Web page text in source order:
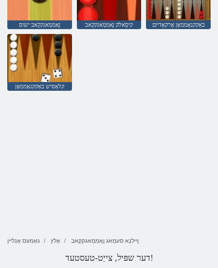
ןָאממַאגקקַאב ישוס קיסַאלק ןָאממַאגקקַאב באַקקגאַממאָן אַרקאַדיום
קלאַסיש באַקקגאַממאָן
גאַמעס אָנליין אַלץ ןיילנָא סעמַאג ןָאממַאגקקַאב
דער שפּיל, צייַט-טעסטעד!